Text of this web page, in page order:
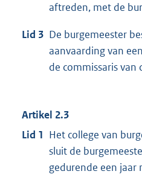
aftreden, met de
Lid 3 De burgemeester
aanvaarding van
de commissaris van
Artikel 2.3
Lid 1 Het college van
sluit de
gedurende een